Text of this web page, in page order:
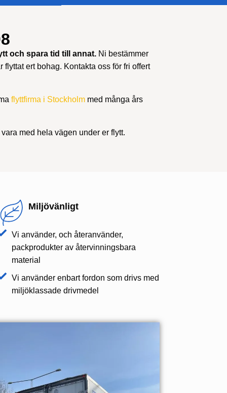
och spara tid till annat. Ni bestämmer
ert bohag. Kontakta oss för fri offert
flyttfirma i Stockholmmed många års
med hela vägen under er flytt.
Miljövänligt
Vi använder, och återanvänder,
packprodukter av återvinningsbara
material
Vi använder enbart fordon som drivs med
miljöklassade drivmedel